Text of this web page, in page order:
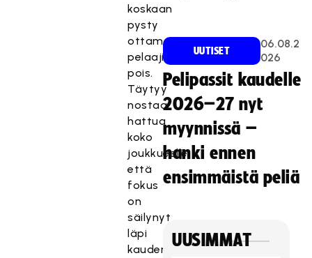
koskaan
pysty
ottamaan
pelaajilta
pois.
Täytyy
nostaa
hattua
koko
joukkueelle,
että
fokus
on
säilynyt
läpi
kauden
UUTISET
06.08.2
026
Pelipassit kaudelle
2026–27 nyt
myynnissä –
hanki ennen
ensimmäistä peliä
UUSIMMAT